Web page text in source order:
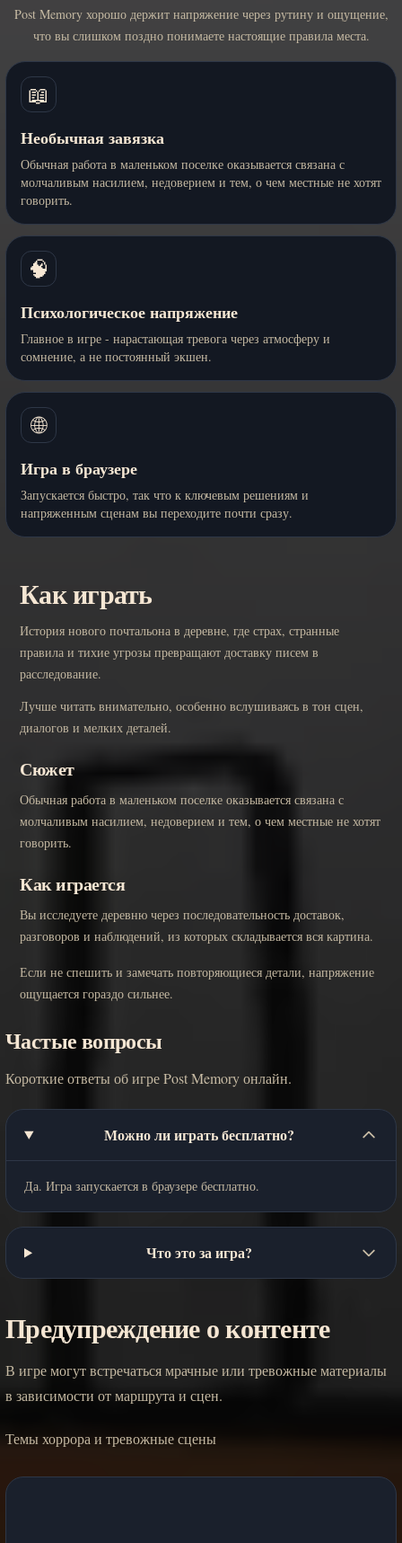
Post Memory хорошо держит напряжение через рутину и ощущение,
что вы слишком поздно понимаете настоящие правила места.
📖
Необычная завязка
Обычная работа в маленьком поселке оказывается связана с
молчаливым насилием, недоверием и тем, о чем местные не хотят
говорить.
🧠
Психологическое напряжение
Главное в игре - нарастающая тревога через атмосферу и
сомнение, а не постоянный экшен.
🌐
Игра в браузере
Запускается быстро, так что к ключевым решениям и
напряженным сценам вы переходите почти сразу.
Как играть
История нового почтальона в деревне, где страх, странные
правила и тихие угрозы превращают доставку писем в
расследование.
Лучше читать внимательно, особенно вслушиваясь в тон сцен,
диалогов и мелких деталей.
Сюжет
Обычная работа в маленьком поселке оказывается связана с
молчаливым насилием, недоверием и тем, о чем местные не хотят
говорить.
Как играется
Вы исследуете деревню через последовательность доставок,
разговоров и наблюдений, из которых складывается вся картина.
Если не спешить и замечать повторяющиеся детали, напряжение
ощущается гораздо сильнее.
Частые вопросы
Короткие ответы об игре Post Memory онлайн.
Можно ли играть бесплатно?
Да. Игра запускается в браузере бесплатно.
Что это за игра?
Предупреждение о контенте
В игре могут встречаться мрачные или тревожные материалы
в зависимости от маршрута и сцен.
Темы хоррора и тревожные сцены